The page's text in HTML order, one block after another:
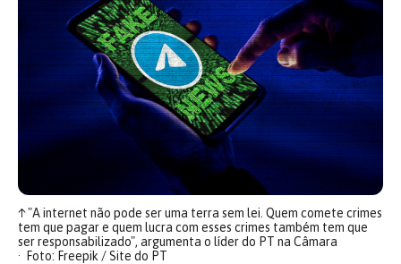
↑"A internet não pode ser uma terra sem lei. Quem comete crimes
tem que pagar e quem lucra com esses crimes também tem que
ser responsabilizado", argumenta o líder do PT na Câmara
Foto: Freepik / Site do PT